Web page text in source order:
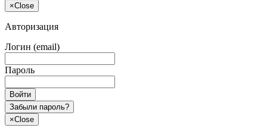
×Close
Авторизация
Логин (email)
Пароль
Войти
Забыли пароль?
×Close